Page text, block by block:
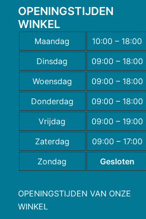
OPENINGSTIJDEN
WINKEL
Maandag
10:00 – 18:00
Dinsdag
09:00 – 18:00
Woensdag
09:00 – 18:00
Donderdag
09:00 – 18:00
Vrijdag
09:00 – 19:00
Zaterdag
09:00 – 17:00
Zondag
Gesloten
OPENINGSTIJDEN VAN ONZE
WINKEL